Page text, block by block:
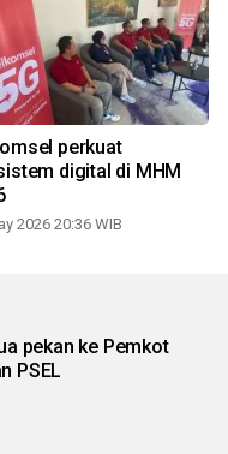
perkuat
digital di MHM
2026 20:36 WIB
pekan ke Pemkot
PSEL